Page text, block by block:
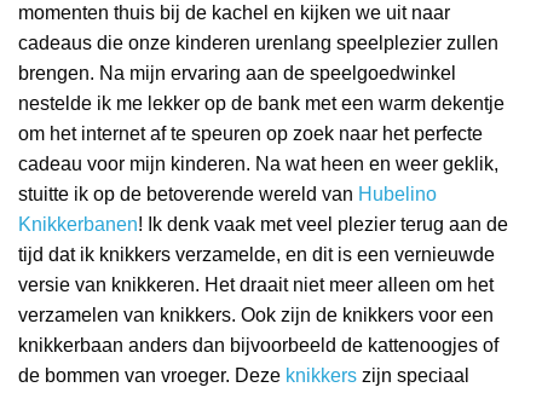
momenten thuis bij de kachel en kijken we uit naar
cadeaus die onze kinderen urenlang speelplezier zullen
brengen. Na mijn ervaring aan de speelgoedwinkel
nestelde ik me lekker op de bank met een warm dekentje
om het internet af te speuren op zoek naar het perfecte
cadeau voor mijn kinderen. Na wat heen en weer geklik,
stuitte ik op de betoverende wereld van Hubelino
Knikkerbanen! Ik denk vaak met veel plezier terug aan de
tijd dat ik knikkers verzamelde, en dit is een vernieuwde
versie van knikkeren. Het draait niet meer alleen om het
verzamelen van knikkers. Ook zijn de knikkers voor een
knikkerbaan anders dan bijvoorbeeld de kattenoogjes of
de bommen van vroeger. Deze knikkers zijn speciaal